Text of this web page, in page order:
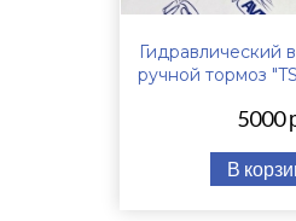
Гидравлический
ручной тормоз
5000
В